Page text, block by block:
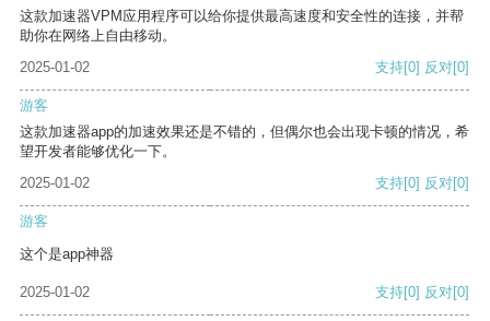
这款加速器VPM应用程序可以给你提供最高速度和安全性的连接，并帮
助你在网络上自由移动。
2025-01-02
支持[0] 反对[0]
游客
这款加速器app的加速效果还是不错的，但偶尔也会出现卡顿的情况，希
望开发者能够优化一下。
2025-01-02
支持[0] 反对[0]
游客
这个是app神器
2025-01-02 支持[0] 反对[0]